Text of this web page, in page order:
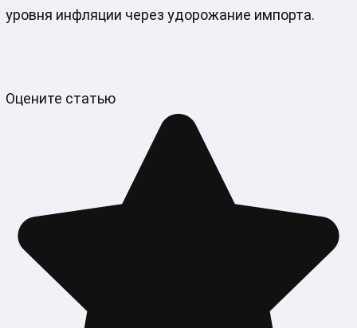
уровня инфляции через удорожание импорта.
Оцените статью